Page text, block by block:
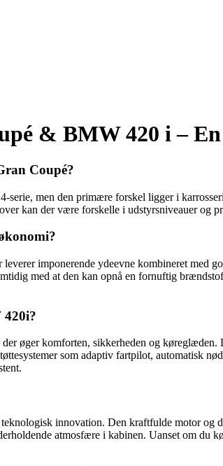
& BMW 420 i –
Coupé?
men den primære forskel ligger i
kan der være forskelle i udstyrsniveauer og
imponerende ydeevne kombineret med
med at den kan opnå en fornuftig
420i?
øger komforten, sikkerheden og
som adaptiv fartpilot, automatisk
innovation. Den kraftfulde motor og
atmosfære i kabinen. Uanset om